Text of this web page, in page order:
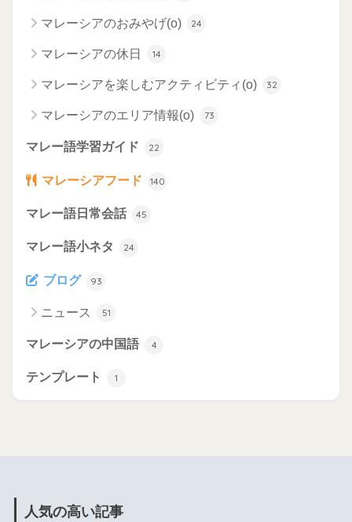
マレーシアのおみやげ(o) 24
マレーシアの休日 14
マレーシアを楽しむアクティビティ(o) 32
マレーシアのエリア情報(o) 73
マレー語学習ガイド 22
マレーシアフード 140
マレー語日常会話 45
マレー語小ネタ 24
ブログ 93
ニュース 51
マレーシアの中国語 4
テンプレート 1
人気の高い記事